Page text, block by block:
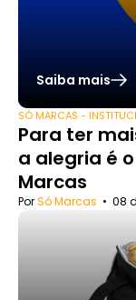
Saiba mais
SÓ MARCAS -
Para ter
a alegria é
Marcas
PorSó Marcas • 08